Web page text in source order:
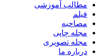
مطالب آموزشی
فیلم
مصاحبه
مجله چاپی
مجله تصویری
درباره ما